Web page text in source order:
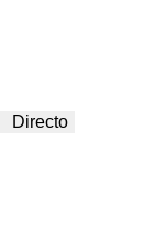
Directo